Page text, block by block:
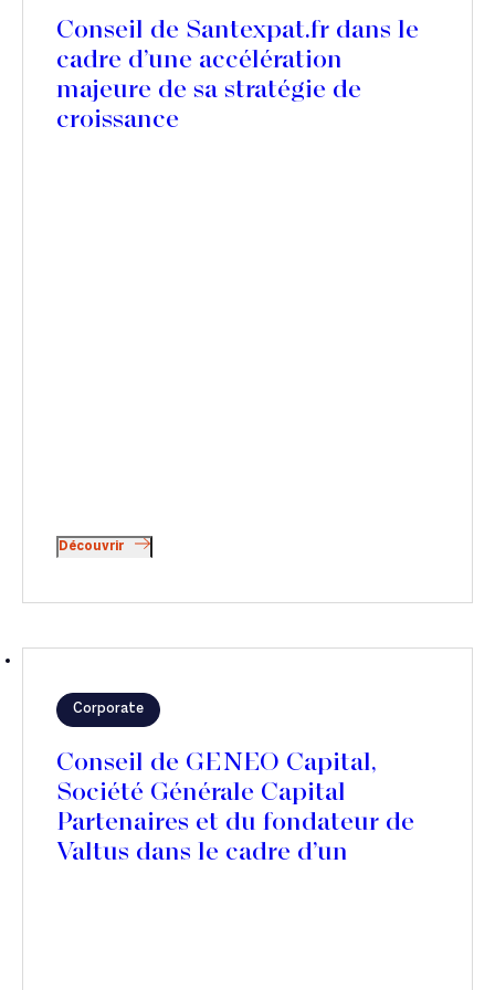
Conseil de Santexpat.fr dans le
cadre d’une accélération
majeure de sa stratégie de
croissance
Découvrir
Corporate
Conseil de GENEO Capital,
Société Générale Capital
Partenaires et du fondateur de
Valtus dans le cadre d’un